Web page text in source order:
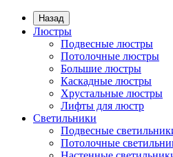
Назад
Люстры
Подвесные люстры
Потолочные люстры
Большие люстры
Каскадные люстры
Хрустальные люстры
Лифты для люстр
Светильники
Подвесные
Потолочные